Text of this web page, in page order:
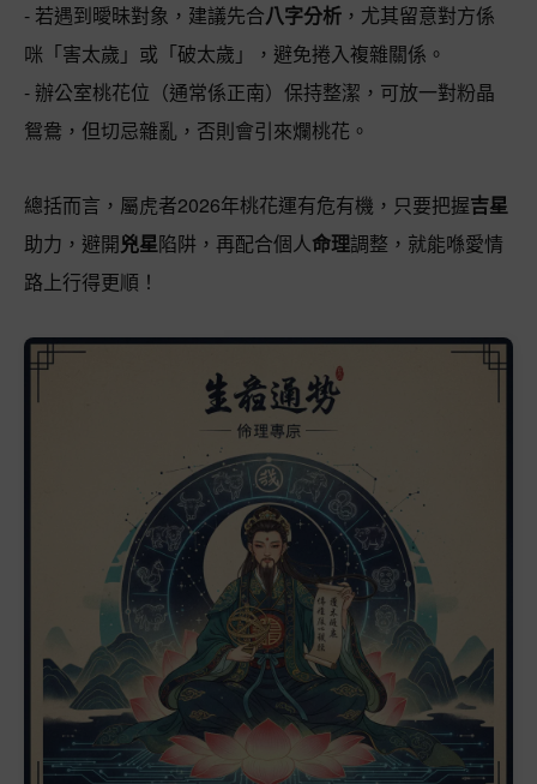
- 若遇到曖昧對象，建議先合八字分析 ，尤其留意對方係
咪「害太歲」或「破太歲」，避免捲入複雜關係。
- 辦公室桃花位（通常係正南）保持整潔，可放一對粉晶
鴛鴦，但切忌雜亂，否則會引來爛桃花。
總括而言，屬虎者2026年桃花運有危有機，只要把握吉星
助力，避開兇星陷阱，再配合個人命理調整，就能喺愛情
路上行得更順！